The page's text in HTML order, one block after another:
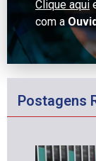
Clique aqui
com a
Postagens